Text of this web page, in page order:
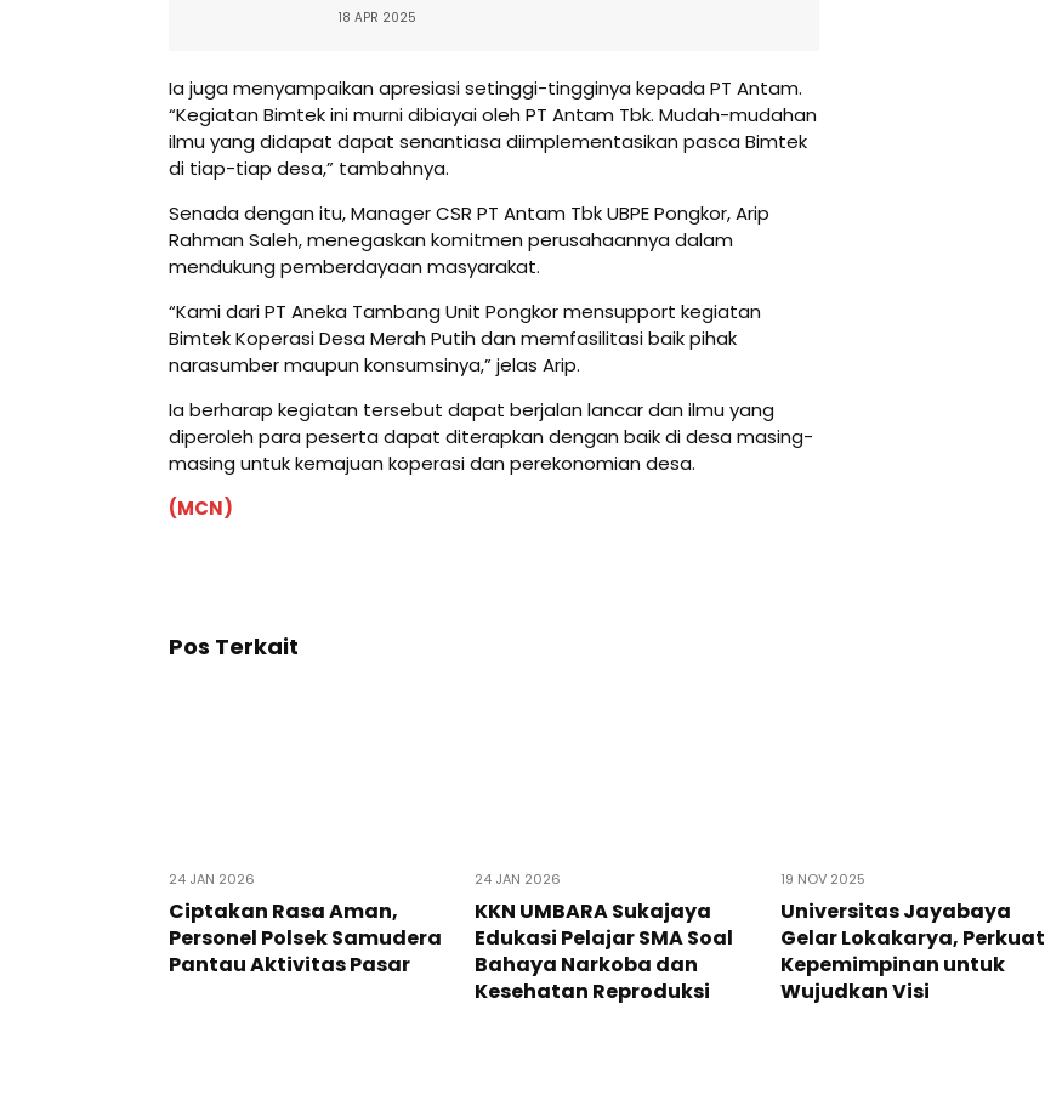
18 APR 2025
Ia juga menyampaikan apresiasi setinggi-tingginya kepada PT Antam.
“Kegiatan Bimtek ini murni dibiayai oleh PT Antam Tbk. Mudah-mudahan
ilmu yang didapat dapat senantiasa diimplementasikan pasca Bimtek
di tiap-tiap desa,” tambahnya.
Senada dengan itu, Manager CSR PT Antam Tbk UBPE Pongkor, Arip
Rahman Saleh, menegaskan komitmen perusahaannya dalam
mendukung pemberdayaan masyarakat.
“Kami dari PT Aneka Tambang Unit Pongkor mensupport kegiatan
Bimtek Koperasi Desa Merah Putih dan memfasilitasi baik pihak
narasumber maupun konsumsinya,” jelas Arip.
Ia berharap kegiatan tersebut dapat berjalan lancar dan ilmu yang
diperoleh para peserta dapat diterapkan dengan baik di desa masing-
masing untuk kemajuan koperasi dan perekonomian desa.
(MCN)
Pos Terkait
24 JAN 2026
Ciptakan Rasa Aman,
Personel Polsek Samudera
Pantau Aktivitas Pasar
24 JAN 2026
KKN UMBARA Sukajaya
Edukasi Pelajar SMA Soal
Bahaya Narkoba dan
Kesehatan Reproduksi
19 NOV 2025
Universitas Jayabaya
Gelar Lokakarya, Perkuat
Kepemimpinan untuk
Wujudkan Visi